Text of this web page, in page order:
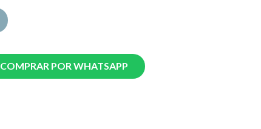
COMPRAR POR WHATSAPP